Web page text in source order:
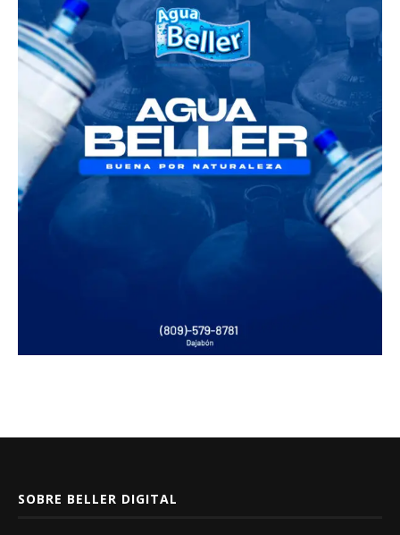
SOBRE BELLER DIGITAL